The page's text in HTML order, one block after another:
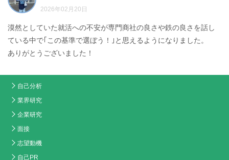
2026年02月20日
漠然としていた就活への不安が専門商社の良さや鉄の良さを話し
ている中で｢この基準で選ぼう！｣と思えるようになりました。
ありがとうございました！
自己分析
業界研究
企業研究
面接
志望動機
自己PR